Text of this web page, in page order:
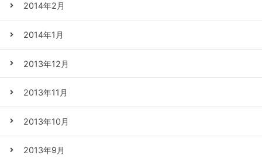
2014年2月
2014年1月
2013年12月
2013年11月
2013年10月
2013年9月